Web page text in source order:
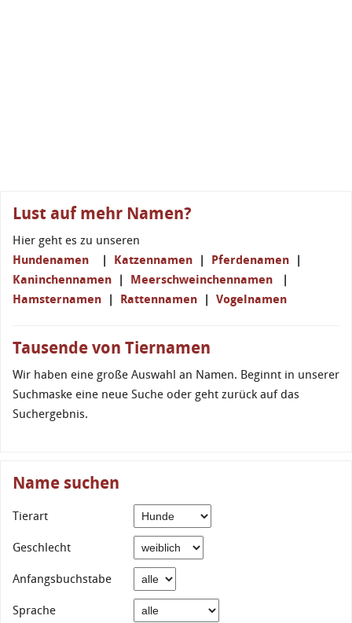
Lust auf mehr Namen?
Hier geht es zu unseren
Hundenamen | Katzennamen | Pferdenamen |
Kaninchennamen | Meerschweinchennamen |
Hamsternamen | Rattennamen | Vogelnamen
Tausende von Tiernamen
Wir haben eine große Auswahl an Namen. Beginnt in unserer
Suchmaske eine neue Suche oder geht zurück auf das
Suchergebnis.
Name suchen
Tierart
Geschlecht
Anfangsbuchstabe
Sprache